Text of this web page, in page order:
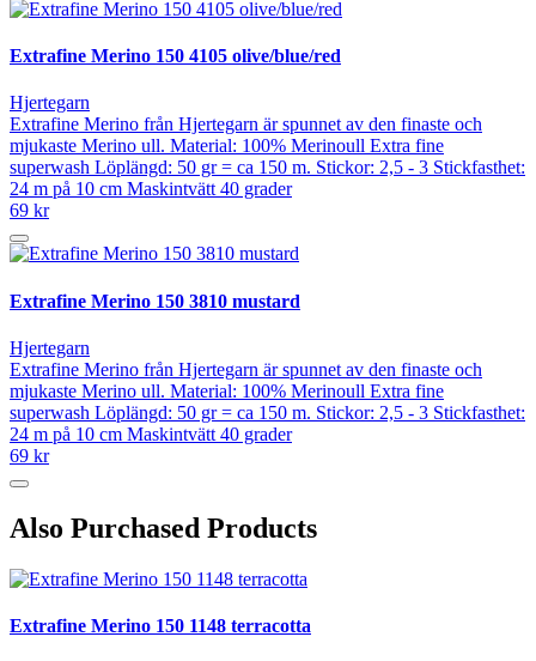
Extrafine Merino 150 4105 olive/blue/red
Hjertegarn
Extrafine Merino från Hjertegarn är spunnet av den finaste och
mjukaste Merino ull. Material: 100% Merinoull Extra fine
superwash Löplängd: 50 gr = ca 150 m. Stickor: 2,5 - 3 Stickfasthet:
24 m på 10 cm Maskintvätt 40 grader
69 kr
Extrafine Merino 150 3810 mustard
Hjertegarn
Extrafine Merino från Hjertegarn är spunnet av den finaste och
mjukaste Merino ull. Material: 100% Merinoull Extra fine
superwash Löplängd: 50 gr = ca 150 m. Stickor: 2,5 - 3 Stickfasthet:
24 m på 10 cm Maskintvätt 40 grader
69 kr
Also Purchased Products
Extrafine Merino 150 1148 terracotta